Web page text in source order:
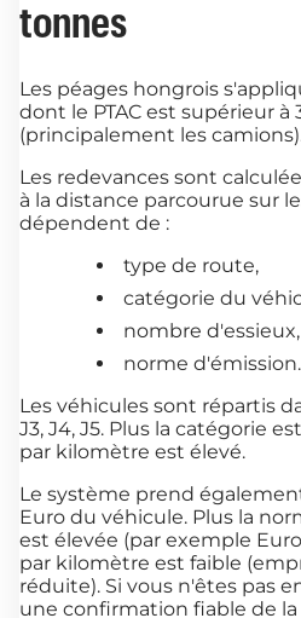
tonnes
Les péages hongrois
dont le PTAC est supérieur à
(principalement les
Les redevances sont
à la distance parcourue sur
dépendent de :
type de route,
catégorie du
nombre d'essieux,
norme d'émission.
Les véhicules sont répartis
J3, J4, J5. Plus la catégorie
par kilomètre est élevé.
Le système prend
Euro du véhicule. Plus la
est élevée (par exemple
par kilomètre est faible
réduite). Si vous n'êtes pas
une confirmation fiable de la